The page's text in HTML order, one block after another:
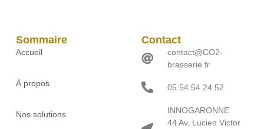
Sommaire
Accueil
À propos
Nos solutions
Contact
contact@CO2-
brasserie.fr
05 54 54 24 52
INNOGARONNE
44 Av. Lucien Victor